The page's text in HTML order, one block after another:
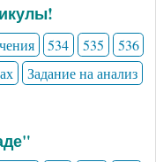
534 535
536
Задание на анализ